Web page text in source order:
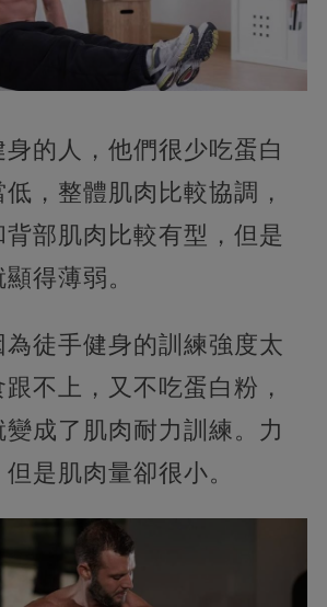
的人，他們很少吃蛋白
，整體肌肉比較協調，
部肌肉比較有型，但是
得薄弱。
徒手健身的訓練強度太
不上，又不吃蛋白粉，
變成了肌肉耐力訓練。力
是肌肉量卻很小。